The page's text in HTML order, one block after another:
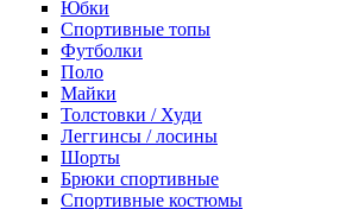
Юбки
Спортивные топы
Футболки
Поло
Майки
Толстовки / Худи
Леггинсы / лосины
Шорты
Брюки спортивные
Спортивные костюмы